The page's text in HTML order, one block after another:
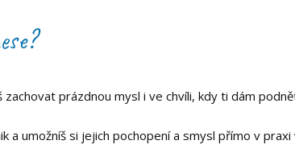
zachovat prázdnou mysl i ve chvíli, kdy ti dám
a umožníš si jejich pochopení a smysl přímo v